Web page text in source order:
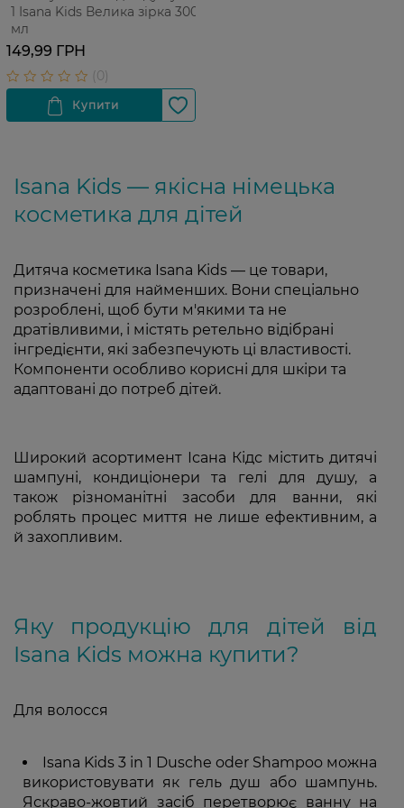
1 Isana Kids Велика зірка 300
мл
149,99 ГРН
Isana Kids — якісна німецька
косметика для дітей
Дитяча косметика Isana Kids — це товари,
призначені для найменших. Вони спеціально
розроблені, щоб бути м'якими та не
дратівливими, і містять ретельно відібрані
інгредієнти, які забезпечують ці властивості.
Компоненти особливо корисні для шкіри та
адаптовані до потреб дітей.
Широкий асортимент Ісана Кідс містить дитячі
шампуні, кондиціонери та гелі для душу, а
також різноманітні засоби для ванни, які
роблять процес миття не лише ефективним, а
й захопливим.
Яку продукцію для дітей від
Isana Kids можна купити?
Для волосся
Isana Kids 3 in 1 Dusche oder Shampoo можна
використовувати як гель душ або шампунь.
Яскраво-жовтий засіб перетворює ванну на